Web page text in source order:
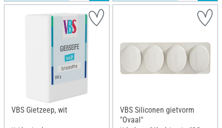
VBS Gietzeep, wit
VBS Siliconen gietvorm
"Ovaal"